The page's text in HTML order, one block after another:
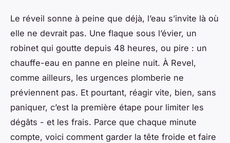
Le réveil sonne à peine que déjà, l’eau s’invite là où
elle ne devrait pas. Une flaque sous l’évier, un
robinet qui goutte depuis 48 heures, ou pire : un
chauffe-eau en panne en pleine nuit. À Revel,
comme ailleurs, les urgences plomberie ne
préviennent pas. Et pourtant, réagir vite, bien, sans
paniquer, c’est la première étape pour limiter les
dégâts - et les frais. Parce que chaque minute
compte, voici comment garder la tête froide et faire